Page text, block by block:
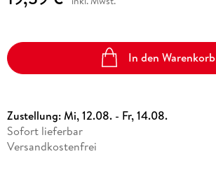
In den Warenkorb
Zustellung:Mi, 12.08. - Fr, 14.08.
Sofort lieferbar
Versandkostenfrei